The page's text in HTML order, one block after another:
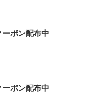
ーポン配布中
ーポン配布中